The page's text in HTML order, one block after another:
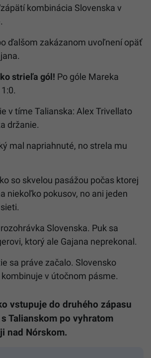
kombinácia Slovenska v
ďalšom zakázanom uvoľnení opäť
strieľa gól! Po góle Mareka
v tíme Talianska: Alex Trivellato
držanie.
mal napriahnuté, no strela mu
so skvelou pasážou počas ktorej
niekoľko pokusov, no ani jeden
Slovenska. Puk sa
ktorý ale Gajana neprekonal.
sa práve začalo. Slovensko
v útočnom pásme.
vstupuje do druhého zápasu
Talianskom po vyhratom
nad Nórskom.